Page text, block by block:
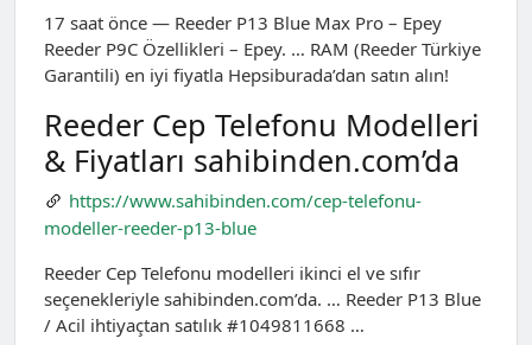
17 saat önce — Reeder P13 Blue Max Pro – Epey
Reeder P9C Özellikleri – Epey. … RAM (Reeder Türkiye
Garantili) en iyi fiyatla Hepsiburada’dan satın alın!
Reeder Cep Telefonu Modelleri
& Fiyatları sahibinden.com’da
https://www.sahibinden.com/cep-telefonu-
modeller-reeder-p13-blue
Reeder Cep Telefonu modelleri ikinci el ve sıfır
seçenekleriyle sahibinden.com’da. … Reeder P13 Blue
/ Acil ihtiyaçtan satılık #1049811668 …